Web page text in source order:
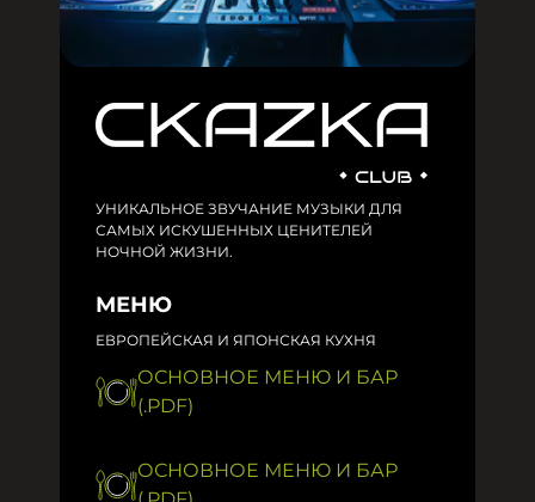
УНИКАЛЬНОЕ ЗВУЧАНИЕ МУЗЫКИ ДЛЯ
САМЫХ ИСКУШЕННЫХ ЦЕНИТЕЛЕЙ
НОЧНОЙ ЖИЗНИ.
МЕНЮ
ЕВРОПЕЙСКАЯ И ЯПОНСКАЯ КУХНЯ
ОСНОВНОЕ МЕНЮ И БАР
(.PDF)
ОСНОВНОЕ МЕНЮ И БАР